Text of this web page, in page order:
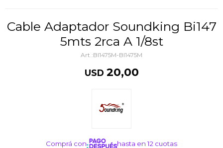
Cable Adaptador Soundking Bi147
5mts 2rca A 1/8st
BI1475M-BI1475M
USD 20,00
Comprá con
hasta en 12 cuotas